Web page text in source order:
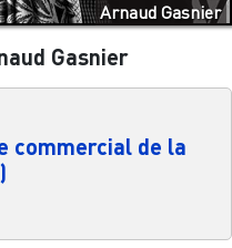
Arnaud Gasnier
Gasnier
commercial de la